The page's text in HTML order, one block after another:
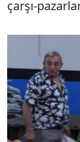
çarşı-